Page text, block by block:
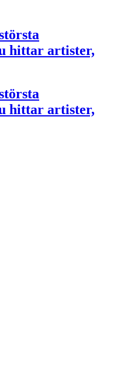
hittar artister,
hittar artister,